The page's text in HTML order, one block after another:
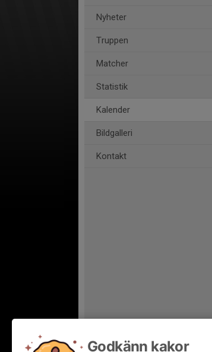
Nyheter
Truppen
Matcher
Statistik
Kalender
Bildgalleri
Kontakt
Godkänn kakor